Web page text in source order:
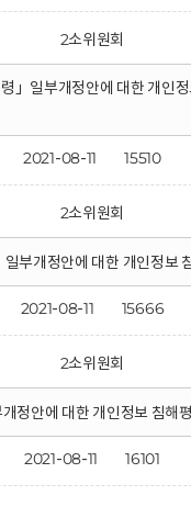
2소위원회
령」일부개정안에 대한 개인
2021-08-11 15510
2소위원회
일부개정안에 대한 개인정보
2021-08-11 15666
2소위원회
정안에 대한 개인정보 침해
2021-08-11 16101